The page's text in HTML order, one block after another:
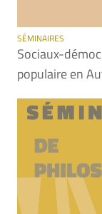
SÉMINAIRES
Sociaux-
populaire en